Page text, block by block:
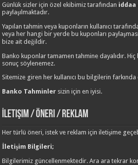
Günlük sizler için özel ekibimiz tarafından
paylaşılmaktadır.
Yapılan tahmin veya kuponların kullanıcı
veya her hangi bir yerde bu kuponları
bize ait değildir.
Banko kuponlar tamamen tahmine dayalıdır.
sonuç söylenemez.
Sitemize giren her kullanıcı bu bilgilerin
Banko Tahminler sizin için en iyisi.
İletişim / Öneri / Reklam
Her türlü öneri, istek ve reklam için iletişime
İletişim Bilgileri;
Bilgilerimiz güncellenmektedir. Ara ara tekrar